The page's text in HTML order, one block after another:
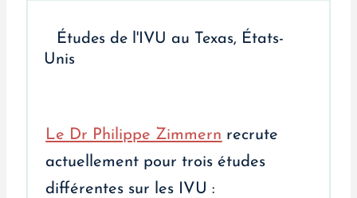
Études de l'IVU au Texas, États-
Unis
Le Dr Philippe Zimmern recrute
actuellement pour trois études
différentes sur les IVU :